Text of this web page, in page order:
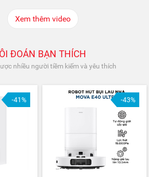
ĐOÁN BẠN THÍCH
nhiều người tiềm kiếm và yêu thích
-41% -43%